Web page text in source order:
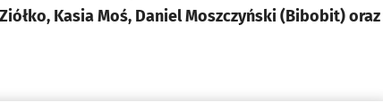
Kasia Moś, Daniel Moszczyński (Bibobit) oraz